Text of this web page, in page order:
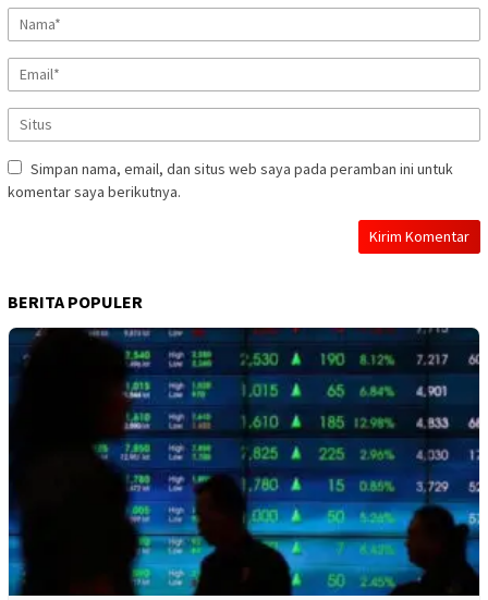
Simpan nama, email, dan situs web saya pada peramban ini untuk
komentar saya berikutnya.
BERITA POPULER